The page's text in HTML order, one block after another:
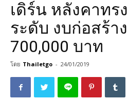
เดิร์น หลังคาทร
ระดับ งบก่อสร้า
700,000 บาท
โดย Thailetgo - 24/01/2019